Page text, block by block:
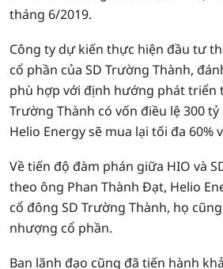
tháng 6/2019.
Công ty dự kiến thực hiện đầu tư
cổ phần của SD Trường Thành,
phù hợp với định hướng phát triển
Trường Thành có vốn điều lệ 300
Helio Energy sẽ mua lại tối đa 60%
Về tiến độ đàm phán giữa HIO và
theo ông Phan Thành Đạt, Helio
cổ đông SD Trường Thành, họ
nhượng cổ phần.
Ban lãnh đạo cũng đã tiến hành